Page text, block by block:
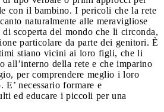
con il bambino. I pericoli che la rete
naturalmente alle meravigliose
scoperta del mondo che li circonda,
particolare da parte dei genitori. È
stiano vicini ai loro figli, che li
all’interno della rete e che imparino
per comprendere meglio i loro
necessario formare e
ed educare i piccoli per una